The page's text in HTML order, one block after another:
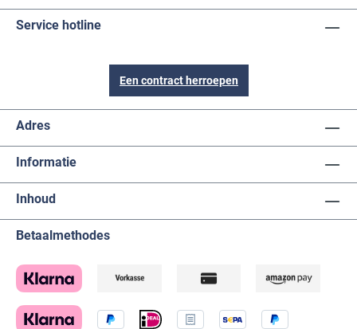
Service hotline
Een contract herroepen
Adres
Informatie
Inhoud
Betaalmethodes